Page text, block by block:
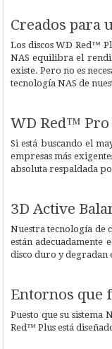
Creados para
Los discos WD Red™
NAS equilibra el
existe. Pero no es
tecnología NAS de
WD Red™ Pro
Si está buscando el
empresas más
absoluta respaldada
3D Active
Nuestra tecnología de
están
disco duro y
Entornos que
Puesto que su sistema
Red™ Plus está